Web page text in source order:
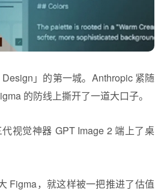
」的第一城。Anthropic 紧随
的防线上撕开了一道大口子。
视觉神器 GPT Image 2 端上了桌
Figma，就这样被一把推进了估值